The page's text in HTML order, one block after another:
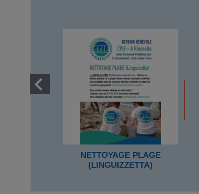
NETTOYAGE PLAGE
(LINGUIZZETTA)